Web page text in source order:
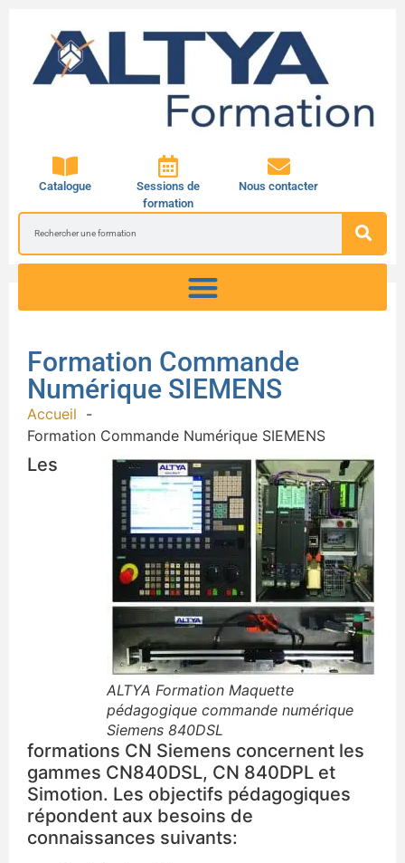
Catalogue
Sessions de
formation
Nous contacter
Formation Commande
Numérique SIEMENS
Accueil
Formation Commande Numérique SIEMENS
ALTYA Formation Maquette
pédagogique commande numérique
Siemens 840DSL
Les
formations CN Siemens concernent les
gammes CN840DSL, CN 840DPL et
Simotion. Les objectifs pédagogiques
répondent aux besoins de
connaissances suivants: